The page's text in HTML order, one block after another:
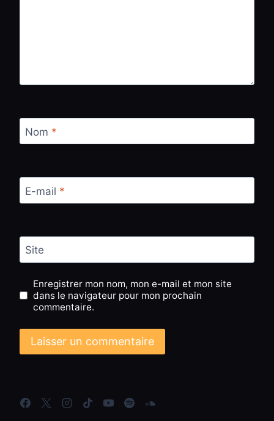
Nom *
E-mail *
Site
Enregistrer mon nom, mon e-mail et mon site
dans le navigateur pour mon prochain
commentaire.